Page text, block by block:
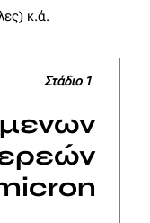
κ.ά.
Στάδιο 1